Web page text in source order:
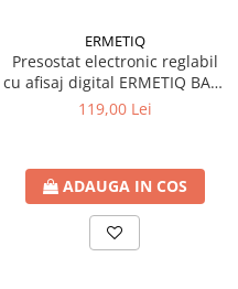
ERMETIQ
Presostat electronic reglabil
cu afisaj digital ERMETIQ BAR-
EPC10
119,00 Lei
ADAUGA IN COS